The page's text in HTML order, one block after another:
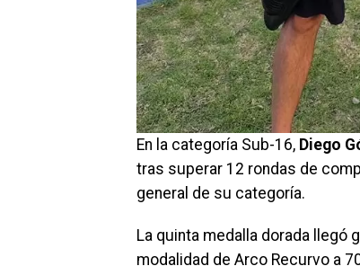
En la categoría Sub-16, Diego
tras superar 12 rondas de
general de su categoría.
La quinta medalla dorada llegó
modalidad de Arco Recurvo a